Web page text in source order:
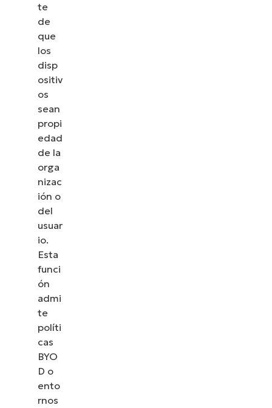
te
de
que
los
disp
ositiv
os
sean
propi
edad
de la
orga
nizac
ión o
del
usuar
io.
Esta
funci
ón
admi
te
políti
cas
BYO
D o
ento
rnos